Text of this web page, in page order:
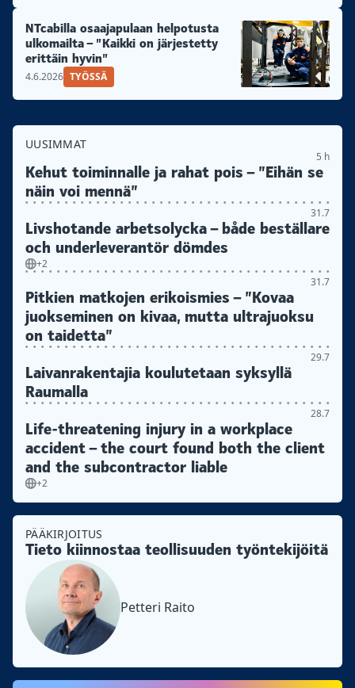
NTcabilla osaajapulaan helpotusta
ulkomailta – ”Kaikki on järjestetty
erittäin hyvin”
4.6.2026 TYÖSSÄ
UUSIMMAT
5 h
Kehut toiminnalle ja rahat pois – ”Eihän se
näin voi mennä”
31.7
Livshotande arbetsolycka – både beställare
och underleverantör dömdes
+2
31.7
Pitkien matkojen erikoismies – ”Kovaa
juokseminen on kivaa, mutta ultrajuoksu
on taidetta”
29.7
Laivanrakentajia koulutetaan syksyllä
Raumalla
28.7
Life-threatening injury in a workplace
accident – the court found both the client
and the subcontractor liable
+2
PÄÄKIRJOITUS
Tieto kiinnostaa teollisuuden työntekijöitä
Petteri Raito